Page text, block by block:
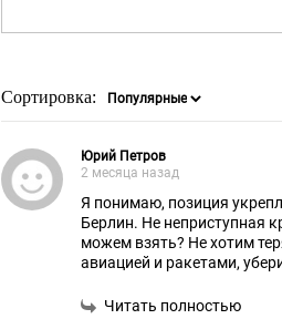
Сортировка:
Юрий Петров
2 месяца назад
Я понимаю, позиция
Берлин. Не неприступная
можем взять? Не хотим терять
авиацией и ракетами,
Читать полностью